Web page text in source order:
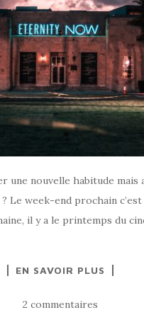
une nouvelle habitude mais
Le week-end prochain
il y a le printemps du
EN SAVOIR PLUS
2 commentaires